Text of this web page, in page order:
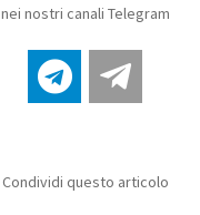
nei nostri canali Telegram
Condividi questo articolo